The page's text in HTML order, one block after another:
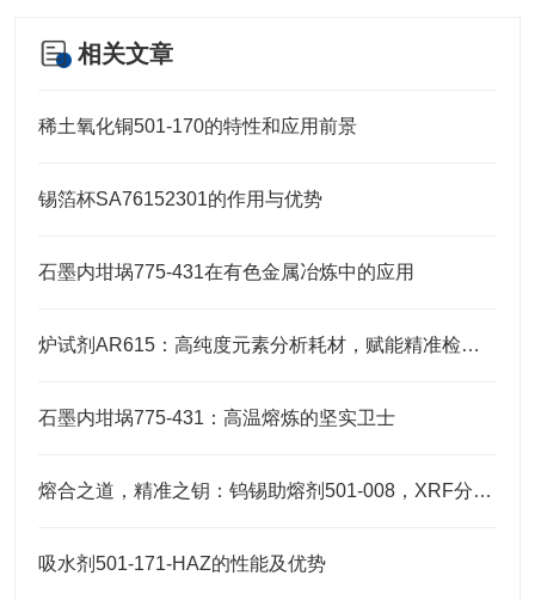
相关文章
稀土氧化铜501-170的特性和应用前景
锡箔杯SA76152301的作用与优势
石墨内坩埚775-431在有色金属冶炼中的应用
炉试剂AR615：高纯度元素分析耗材，赋能精准检测高效推进
石墨内坩埚775-431：高温熔炼的坚实卫士
熔合之道，精准之钥：钨锡助熔剂501-008，XRF分析的伴侣
吸水剂501-171-HAZ的性能及优势